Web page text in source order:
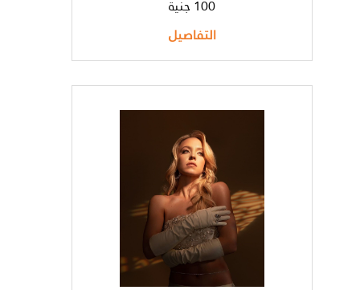
100 جنية
التفاصيل